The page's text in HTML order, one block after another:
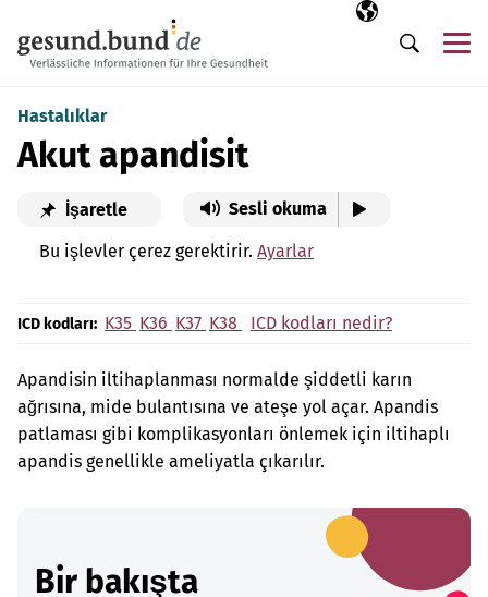
Seçili dil
TR
Arama
Hastalıklar
Akut apandisit
İşaretle Sesli okuma
Bu işlevler çerez gerektirir. Ayarlar
ICD kodları: K35 K36 K37 K38 ICD kodları nedir?
Apandisin iltihaplanması normalde şiddetli karın
ağrısına, mide bulantısına ve ateşe yol açar. Apandis
patlaması gibi komplikasyonları önlemek için iltihaplı
apandis genellikle ameliyatla çıkarılır.
Bir bakışta